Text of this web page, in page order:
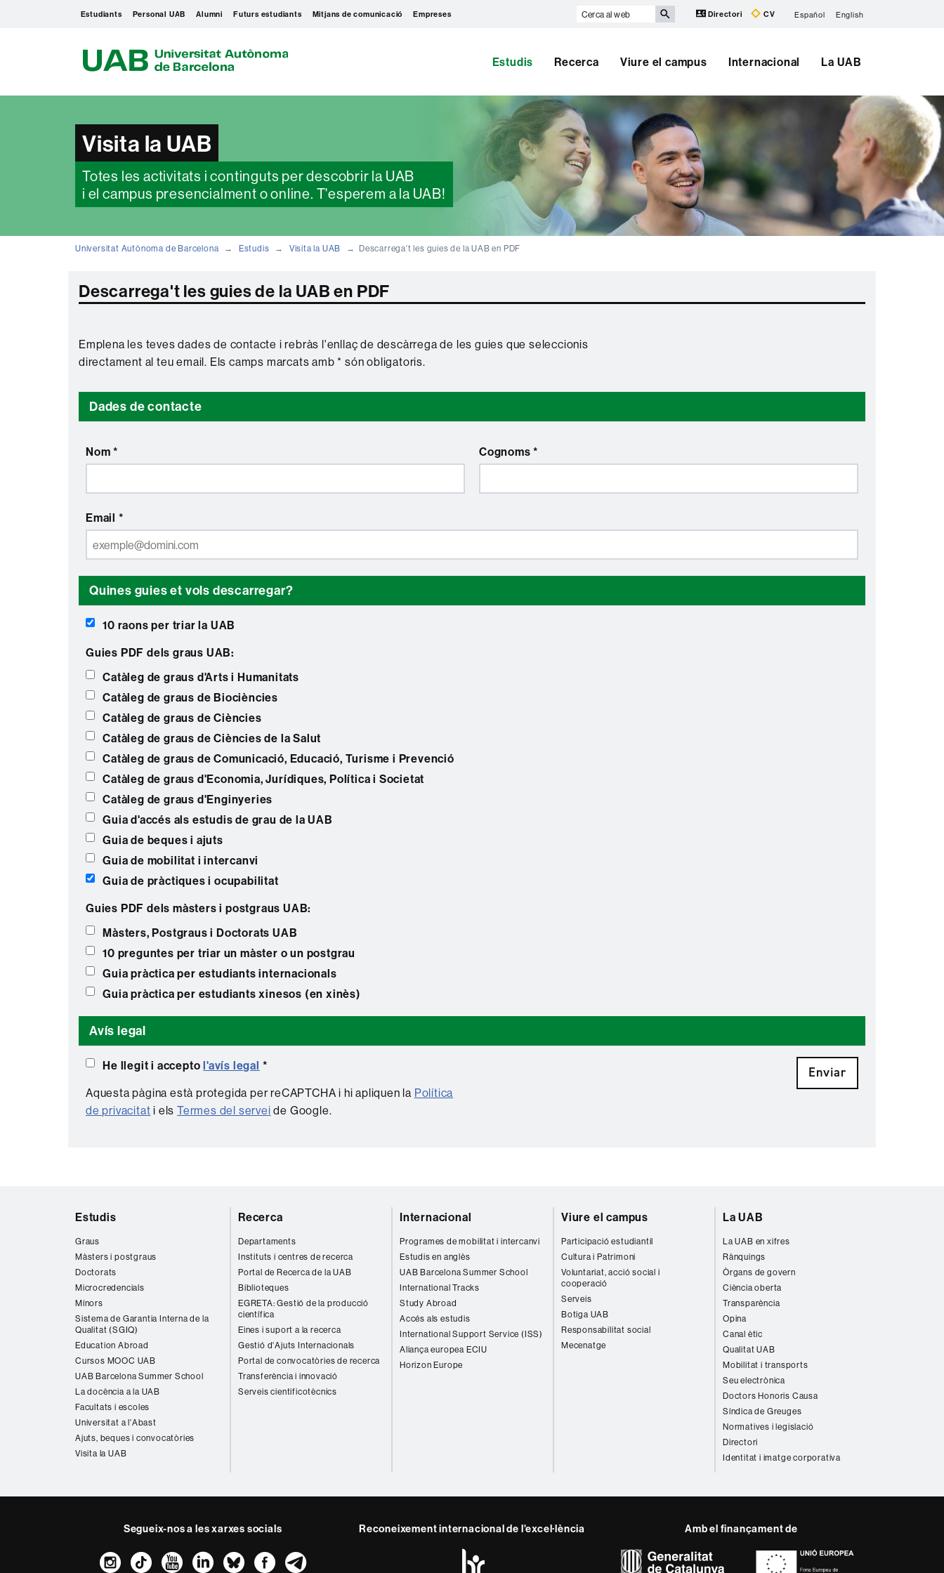
Estudiants Personal UAB Alumni Futurs estudiants Mitjans de comunicació Empreses
Cerca
Directori CV Español English
A
Estudis Recerca Viure el campus Internacional La UAB
Visita la UAB
Totes les activitats i continguts per descobrir la UAB
i el campus presencialment o online. T'esperem a la UAB!
Universitat Autònoma de Barcelona Estudis Visita la UAB Descarrega't les guies de la UAB en PDF
Descarrega't les guies de la UAB en PDF
Emplena les teves dades de contacte i rebràs l'enllaç de descàrrega de les guies que seleccionis
directament al teu email. Els camps marcats amb * són obligatoris.
Dades de contacte
Nom * Cognoms *
Email *
Quines guies et vols descarregar?
10 raons per triar la UAB
Guies PDF dels graus UAB:
Catàleg de graus d'Arts i Humanitats
Catàleg de graus de Biociències
Catàleg de graus de Ciències
Catàleg de graus de Ciències de la Salut
Catàleg de graus de Comunicació, Educació, Turisme i Prevenció
Catàleg de graus d'Economia, Jurídiques, Política i Societat
Catàleg de graus d'Enginyeries
Guia d'accés als estudis de grau de la UAB
Guia de beques i ajuts
Guia de mobilitat i intercanvi
Guia de pràctiques i ocupabilitat
Guies PDF dels màsters i postgraus UAB:
Màsters, Postgraus i Doctorats UAB
10 preguntes per triar un màster o un postgrau
Guia pràctica per estudiants internacionals
Guia pràctica per estudiants xinesos (en xinès)
Avís legal
He llegit i acceptol'avís legal *
Aquesta pàgina està protegida per reCAPTCHA i hi apliquen la Política
de privacitat i els Termes del servei de Google.
Enviar
Estudis
Graus
Màsters i postgraus
Doctorats
Microcredencials
Mínors
Sistema de Garantia Interna de la
Qualitat (SGIQ)
Education Abroad
Cursos MOOC UAB
UAB Barcelona Summer School
La docència a la UAB
Facultats i escoles
Universitat a l'Abast
Ajuts, beques i convocatòries
Visita la UAB
Recerca
Departaments
Instituts i centres de recerca
Portal de Recerca de la UAB
Biblioteques
EGRETA: Gestió de la producció
científica
Eines i suport a la recerca
Gestió d'Ajuts Internacionals
Portal de convocatòries de recerca
Transferència i innovació
Serveis cientificotècnics
Internacional
Programes de mobilitat i intercanvi
Estudis en anglès
UAB Barcelona Summer School
International Tracks
Study Abroad
Accés als estudis
International Support Service (ISS)
Aliança europea ECIU
Horizon Europe
Viure el campus
Participació estudiantil
Cultura i Patrimoni
Voluntariat, acció social i
cooperació
Serveis
Botiga UAB
Responsabilitat social
Mecenatge
La UAB
La UAB en xifres
Rànquings
Òrgans de govern
Ciència oberta
Transparència
Opina
Canal ètic
Qualitat UAB
Mobilitat i transports
Seu electrònica
Doctors Honoris Causa
Síndica de Greuges
Normatives i legislació
Directori
Identitat i imatge corporativa
Segueix-nos a les xarxes socials
Instagram
TikTokYouTube
LinkedIn
BlueskyFacebook
Telegram
Reconeixement internacional de l'excel·lència Amb el finançament de